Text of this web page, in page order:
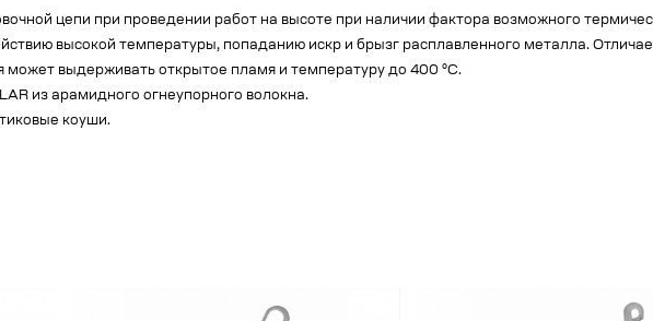
цепи при проведении работ на высоте при наличии фактора возможного
высокой температуры, попаданию искр и брызг расплавленного металла.
может выдерживать открытое пламя и температуру до 400 °C.
из арамидного огнеупорного волокна.
коуши.